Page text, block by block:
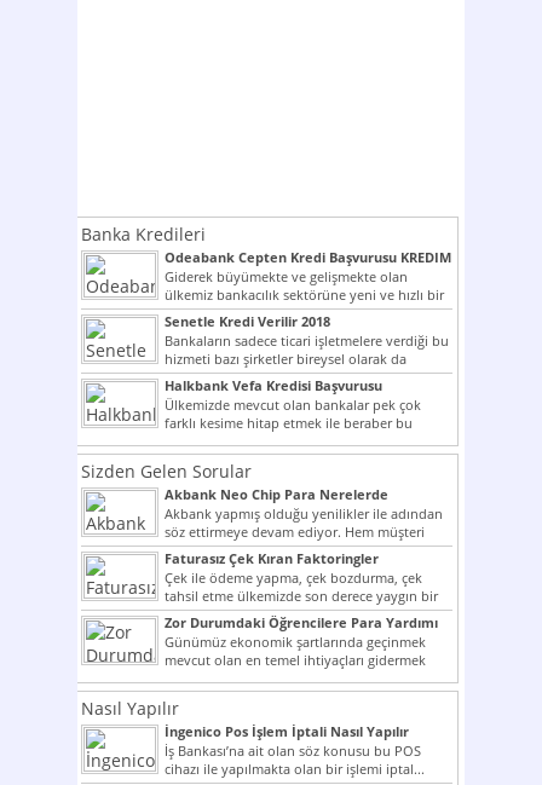
Banka Kredileri
Odeabank Cepten Kredi Başvurusu KREDIM
8444
Giderek büyümekte ve gelişmekte olan
ülkemiz bankacılık sektörüne yeni ve hızlı bir
giriş yapmış olan...
Senetle Kredi Verilir 2018
Bankaların sadece ticari işletmelere verdiği bu
hizmeti bazı şirketler bireysel olarak da
vermektedir. Senetle kredi...
Halkbank Vefa Kredisi Başvurusu
Ülkemizde mevcut olan bankalar pek çok
farklı kesime hitap etmek ile beraber bu
noktada son...
Sizden Gelen Sorular
Akbank Neo Chip Para Nerelerde
Kullanılır?
Akbank yapmış olduğu yenilikler ile adından
söz ettirmeye devam ediyor. Hem müşteri
potansiyelini arttırmak hem...
Faturasız Çek Kıran Faktoringler
Çek ile ödeme yapma, çek bozdurma, çek
tahsil etme ülkemizde son derece yaygın bir
şekilde...
Zor Durumdaki Öğrencilere Para Yardımı
Günümüz ekonomik şartlarında geçinmek
mevcut olan en temel ihtiyaçları gidermek
dahi son derece zor olmak...
Nasıl Yapılır
İngenico Pos İşlem İptali Nasıl Yapılır
İş Bankası’na ait olan söz konusu bu POS
cihazı ile yapılmakta olan bir işlemi iptal...